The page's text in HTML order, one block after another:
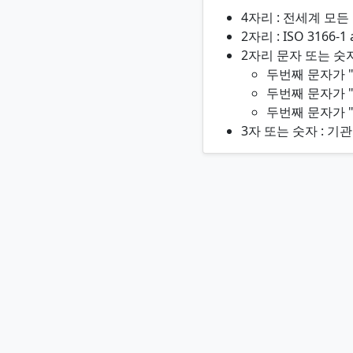
4자리 : 전세계 모
2자리 : ISO 3166-
2자리 문자 또는 숫
두번째 문자가
두번째 문자가
두번째 문자가
3자 또는 숫자 : 기